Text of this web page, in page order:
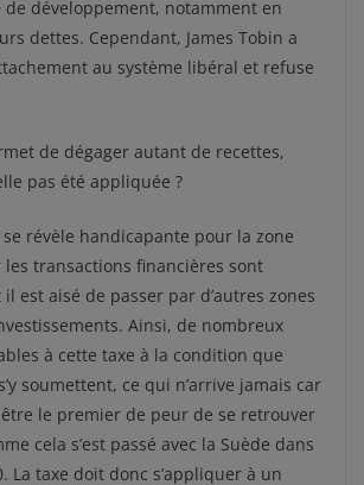
de développement, notamment en
dettes. Cependant, James Tobin a
au système libéral et refuse
de dégager autant de recettes,
pas été appliquée ?
révèle handicapante pour la zone
les transactions financières sont
est aisé de passer par d’autres zones
Ainsi, de nombreux
à cette taxe à la condition que
soumettent, ce qui n’arrive jamais car
être le premier de peur de se retrouver
cela s’est passé avec la Suède dans
La taxe doit donc s’appliquer à un